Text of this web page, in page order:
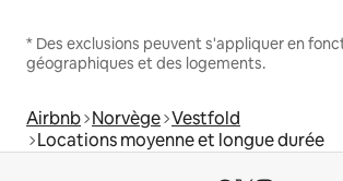
* Des exclusions peuvent s'appliquer en
géographiques et des logements.
Airbnb Norvège Vestfold
Locations moyenne et longue durée